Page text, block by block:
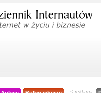
< reklama